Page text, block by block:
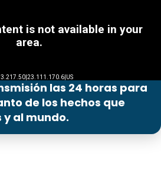
las 24 horas para
de los hechos que
al mundo.